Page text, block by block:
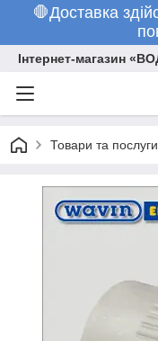
🛑Доставка
Інтернет-магазин
Товари та послуги